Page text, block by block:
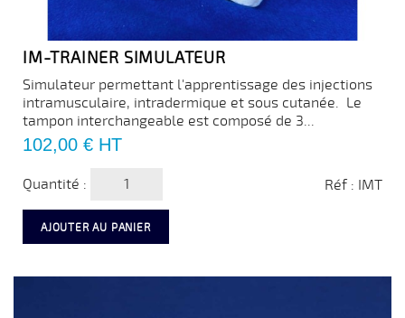
IM-TRAINER SIMULATEUR
Simulateur permettant l'apprentissage des injections
intramusculaire, intradermique et sous cutanée. Le
tampon interchangeable est composé de 3...
Prix
102,00 € HT
Quantité : Réf : IMT
AJOUTER AU PANIER